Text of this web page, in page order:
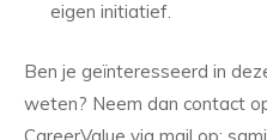
eigen initiatief.
Ben je geïnteresseerd in
weten? Neem dan contact